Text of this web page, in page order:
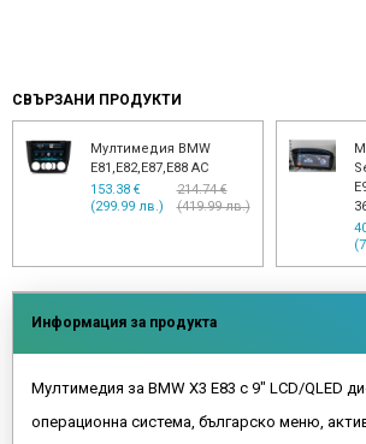
СВЪРЗАНИ ПРОДУКТИ
Мултимедия BMW
E81,E82,E87,E88 AC
153.38 €
(299.99 лв.)
214.74 €
(419.99 лв.)
Информация за продукта
Мултимедия за BMW X3 E83 с 9" LCD/QLED
операционна система, българско меню,